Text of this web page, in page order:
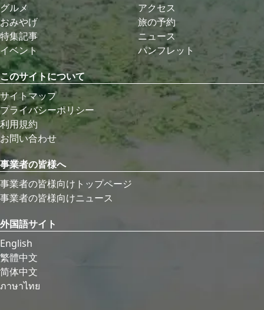
グルメ
おみやげ
特集記事
イベント
アクセス
旅の予約
ニュース
パンフレット
このサイトについて
サイトマップ
プライバシーポリシー
利用規約
お問い合わせ
事業者の皆様へ
事業者の皆様向けトップページ
事業者の皆様向けニュース
外国語サイト
English
繁體中文
简体中文
ภาษาไทย